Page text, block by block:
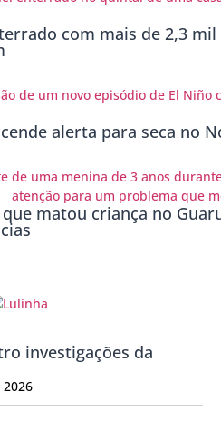
com mais de 2,3
alerta para seca no
matou criança no
investigações da
2026